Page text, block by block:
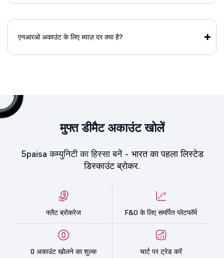
एनआरओ अकाउंट के लिए ब्याज़ दर क्या है?
मुफ्त डीमैट अकाउंट खोलें
5paisa कम्युनिटी का हिस्सा बनें - भारत का पहला लिस्टेड
डिस्काउंट ब्रोकर.
फ्लैट ब्रोकरेज F&O के लिए समर्पित प्लेटफॉर्म
0 अकाउंट खोलने का शुल्क चार्ट पर ट्रेड करें